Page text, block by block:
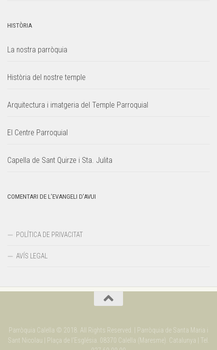
HISTÒRIA
La nostra parròquia
Història del nostre temple
Arquitectura i imatgeria del Temple Parroquial
El Centre Parroquial
Capella de Sant Quirze i Sta. Julita
COMENTARI DE L’EVANGELI D’AVUI
POLÍTICA DE PRIVACITAT
AVÍS LEGAL
Parròquia Calella © 2018. All Rights Reserved. | Parròquia de Santa Maria i
Sant Nicolau | Plaça de l'Església. 08370 Calella (Maresme). Catalunya | Tel.